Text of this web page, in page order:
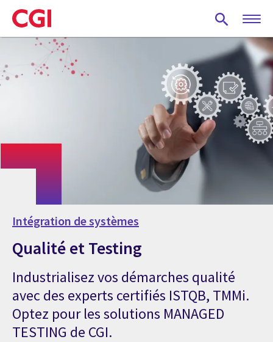
Skip
to
main
Intégration de systèmes
Qualité et Testing
Industrialisez vos démarches qualité
avec des experts certifiés ISTQB, TMMi.
Optez pour les solutions MANAGED
TESTING de CGI.